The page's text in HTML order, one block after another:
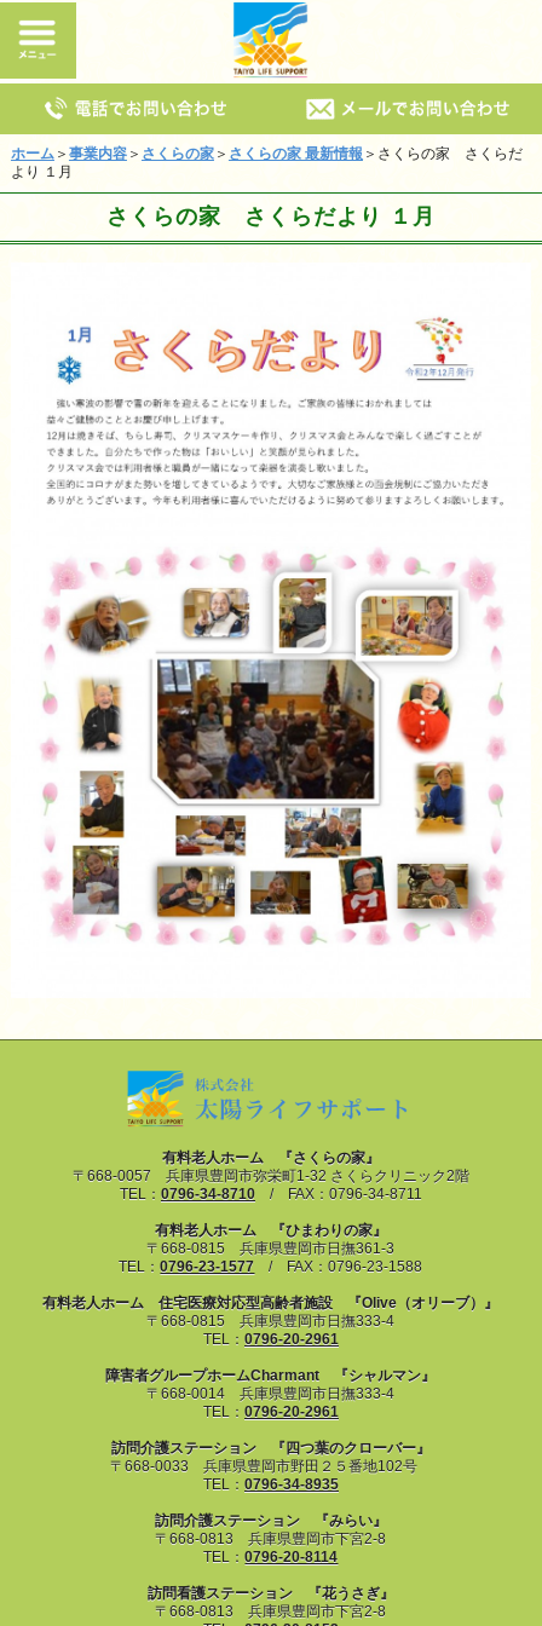
ホーム＞ 事業内容＞ さくらの家＞ さくらの家 最新情報 ＞さくらの家 さくらだ
より １月
さくらの家 さくらだより １月
有料老人ホーム 『さくらの家』
〒668-0057 兵庫県豊岡市弥栄町1-32 さくらクリニック2階
TEL： 0796-34-8710/ FAX：0796-34-8711
有料老人ホーム 『ひまわりの家』
〒668-0815 兵庫県豊岡市日撫361-3
TEL：0796-23-1577 / FAX：0796-23-1588
有料老人ホーム 住宅医療対応型高齢者施設 『Olive（オリーブ）』
〒668-0815 兵庫県豊岡市日撫333-4
TEL： 0796-20-2961
障害者グループホームCharmant 『シャルマン』
〒668-0014 兵庫県豊岡市日撫333-4
TEL： 0796-20-2961
訪問介護ステーション 『四つ葉のクローバー』
〒668-0033 兵庫県豊岡市野田２５番地102号
TEL： 0796-34-8935
訪問介護ステーション 『みらい』
〒668-0813 兵庫県豊岡市下宮2-8
TEL：0796-20-8114
訪問看護ステーション 『花うさぎ』
〒668-0813 兵庫県豊岡市下宮2-8